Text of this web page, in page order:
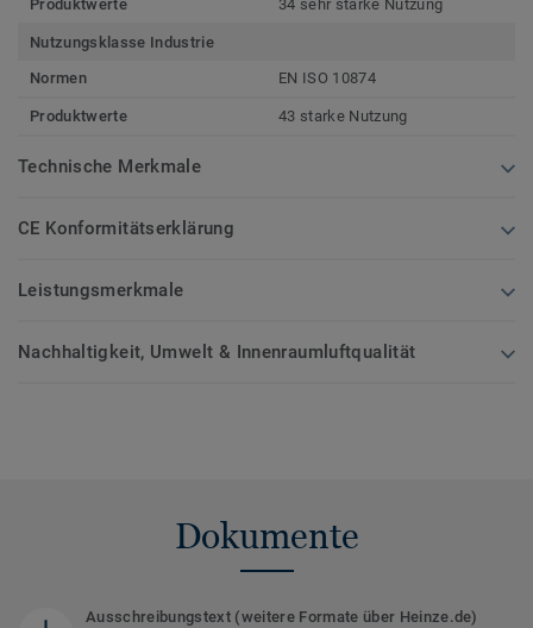
Produktwerte 34 sehr starke Nutzung
Nutzungsklasse Industrie
Normen
EN ISO 10874
Produktwerte 43 starke Nutzung
Technische Merkmale
CE Konformitätserklärung
Leistungsmerkmale
Nachhaltigkeit, Umwelt & Innenraumluftqualität
Dokumente
Ausschreibungstext (weitere Formate über Heinze.de)